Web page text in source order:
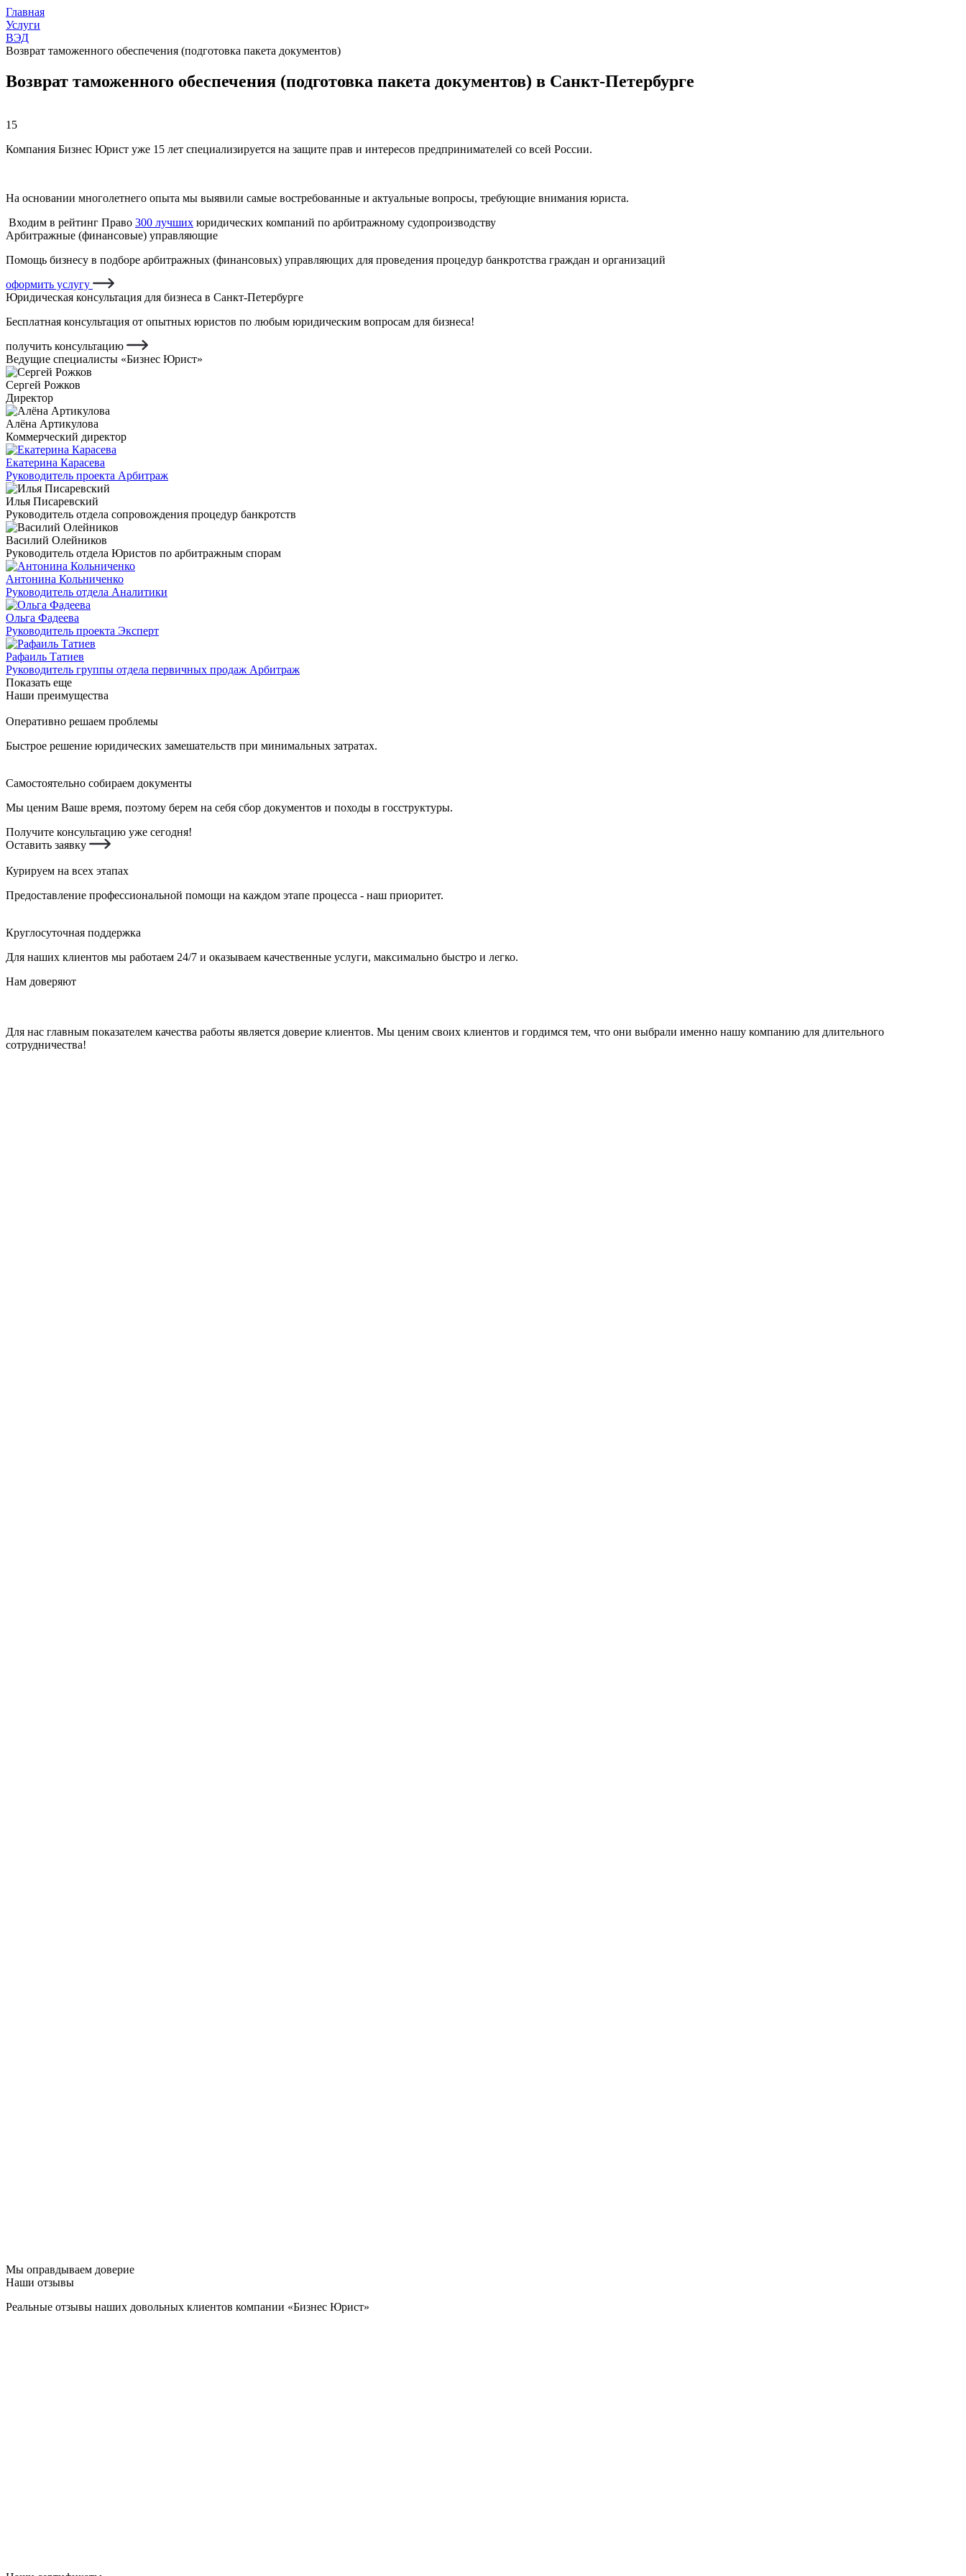
Главная
Услуги
ВЭД
Возврат таможенного обеспечения (подготовка пакета документов)
Возврат таможенного обеспечения (подготовка пакета документов) в Санкт-Петербурге
15
Компания Бизнес Юрист уже 15 лет специализируется на защите прав и интересов предпринимателей со всей России.
На основании многолетнего опыта мы выявили самые востребованные и актуальные вопросы, требующие внимания юриста.
Входим в рейтинг Право 300 лучших юридических компаний по арбитражному судопроизводству
Арбитражные (финансовые) управляющие
Помощь бизнесу в подборе арбитражных (финансовых) управляющих для проведения процедур банкротства граждан и организаций
оформить услугу
Юридическая консультация для бизнеса в Санкт-Петербурге
Бесплатная консультация от опытных юристов по любым юридическим вопросам для бизнеса!
получить консультацию
Ведущие специалисты «Бизнес Юрист»
Сергей Рожков
Директор
Алёна Артикулова
Коммерческий директор
Екатерина Карасева
Руководитель проекта Арбитраж
Илья Писаревский
Руководитель отдела сопровождения процедур банкротств
Василий Олейников
Руководитель отдела Юристов по арбитражным спорам
Антонина Кольниченко
Руководитель отдела Аналитики
Ольга Фадеева
Руководитель проекта Эксперт
Рафаиль Татиев
Руководитель группы отдела первичных продаж Арбитраж
Показать еще
Наши преимущества
Оперативно решаем проблемы
Быстрое решение юридических замешательств при минимальных затратах.
Самостоятельно собираем документы
Мы ценим Ваше время, поэтому берем на себя сбор документов и походы в госструктуры.
Получите консультацию уже сегодня!
Оставить заявку
Курируем на всех этапах
Предоставление профессиональной помощи на каждом этапе процесса - наш приоритет.
Круглосуточная поддержка
Для наших клиентов мы работаем 24/7 и оказываем качественные услуги, максимально быстро и легко.
Нам доверяют
Для нас главным показателем качества работы является доверие клиентов. Мы ценим своих клиентов и гордимся тем, что они выбрали именно нашу компанию для длительного
сотрудничества!
Мы оправдываем доверие
Наши отзывы
Реальные отзывы наших довольных клиентов компании «Бизнес Юрист»